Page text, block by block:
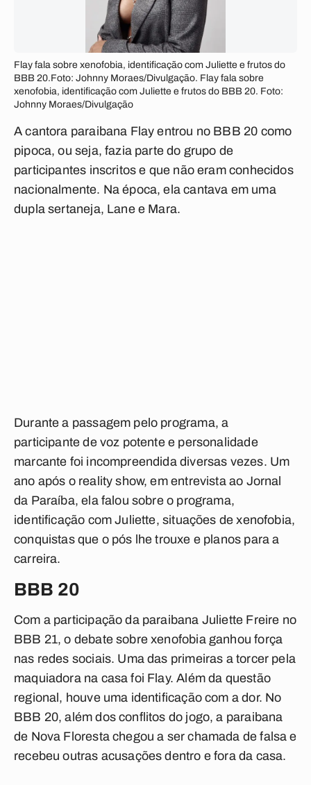
Flay fala sobre xenofobia, identificação com Juliette e frutos do
BBB 20.Foto: Johnny Moraes/Divulgação. Flay fala sobre
xenofobia, identificação com Juliette e frutos do BBB 20. Foto:
Johnny Moraes/Divulgação
A cantora paraibana Flay entrou no BBB 20 como
pipoca, ou seja, fazia parte do grupo de
participantes inscritos e que não eram conhecidos
nacionalmente. Na época, ela cantava em uma
dupla sertaneja, Lane e Mara.
Durante a passagem pelo programa, a
participante de voz potente e personalidade
marcante foi incompreendida diversas vezes. Um
ano após o reality show, em entrevista ao Jornal
da Paraíba, ela falou sobre o programa,
identificação com Juliette, situações de xenofobia,
conquistas que o pós lhe trouxe e planos para a
carreira.
BBB 20
Com a participação da paraibana Juliette Freire no
BBB 21, o debate sobre xenofobia ganhou força
nas redes sociais. Uma das primeiras a torcer pela
maquiadora na casa foi Flay. Além da questão
regional, houve uma identificação com a dor. No
BBB 20, além dos conflitos do jogo, a paraibana
de Nova Floresta chegou a ser chamada de falsa e
recebeu outras acusações dentro e fora da casa.